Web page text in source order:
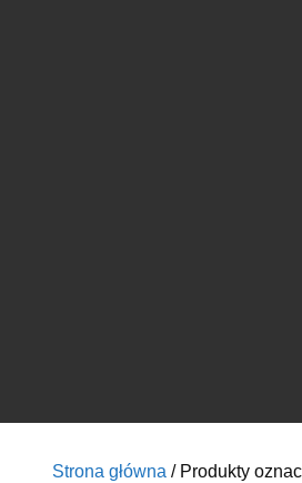
Strona główna / Produkty